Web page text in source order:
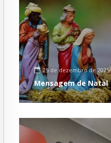
25 de dezembro de 2025
Mensagem de Natal